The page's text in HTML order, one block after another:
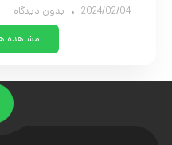
2024/02/04 بدون دیدگاه
مشاهده